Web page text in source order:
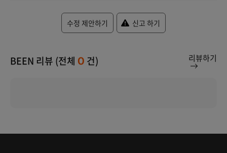
수정 제안하기 신고 하기
BEEN 리뷰 (전체 0 건) 리뷰하기